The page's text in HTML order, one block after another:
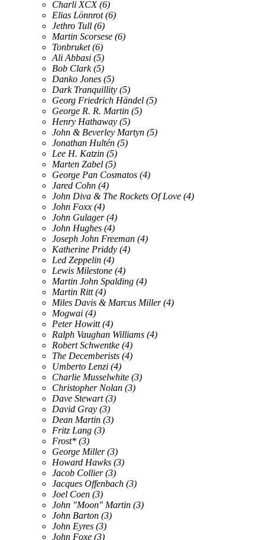
Charli XCX (6)
Elias Lönnrot (6)
Jethro Tull (6)
Martin Scorsese (6)
Tonbruket (6)
Ali Abbasi (5)
Bob Clark (5)
Danko Jones (5)
Dark Tranquillity (5)
Georg Friedrich Händel (5)
George R. R. Martin (5)
Henry Hathaway (5)
John & Beverley Martyn (5)
Jonathan Hultén (5)
Lee H. Katzin (5)
Marten Zabel (5)
George Pan Cosmatos (4)
Jared Cohn (4)
John Diva & The Rockets Of Love (4)
John Foxx (4)
John Gulager (4)
John Hughes (4)
Joseph John Freeman (4)
Katherine Priddy (4)
Led Zeppelin (4)
Lewis Milestone (4)
Martin John Spalding (4)
Martin Ritt (4)
Miles Davis & Marcus Miller (4)
Mogwai (4)
Peter Howitt (4)
Ralph Vaughan Williams (4)
Robert Schwentke (4)
The Decemberists (4)
Umberto Lenzi (4)
Charlie Musselwhite (3)
Christopher Nolan (3)
Dave Stewart (3)
David Gray (3)
Dean Martin (3)
Fritz Lang (3)
Frost* (3)
George Miller (3)
Howard Hawks (3)
Jacob Collier(3)
Jacques Offenbach (3)
Joel Coen (3)
John "Moon" Martin (3)
John Barton (3)
John Eyres (3)
John Foxe (3)